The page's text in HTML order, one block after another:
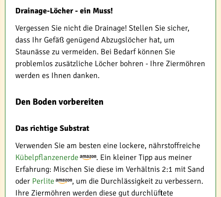
Drainage-Löcher - ein Muss!
Vergessen Sie nicht die Drainage! Stellen Sie sicher,
dass Ihr Gefäß genügend Abzugslöcher hat, um
Staunässe zu vermeiden. Bei Bedarf können Sie
problemlos zusätzliche Löcher bohren - Ihre Ziermöhren
werden es Ihnen danken.
Den Boden vorbereiten
Das richtige Substrat
Verwenden Sie am besten eine lockere, nährstoffreiche
Kübelpflanzenerde
. Ein kleiner Tipp aus meiner
Erfahrung: Mischen Sie diese im Verhältnis 2:1 mit Sand
oder Perlite
, um die Durchlässigkeit zu verbessern.
Ihre Ziermöhren werden diese gut durchlüftete